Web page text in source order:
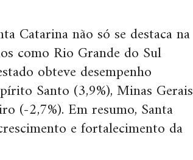
Catarina não só se destaca na
como Rio Grande do Sul
obteve desempenho
Santo (3,9%), Minas Gerais
(-2,7%). Em resumo, Santa
e fortalecimento da